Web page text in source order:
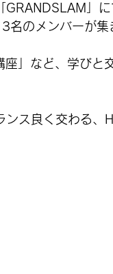
GRANDSLAM」
名のメンバーが集
」など、学びと
ンス良く交わる